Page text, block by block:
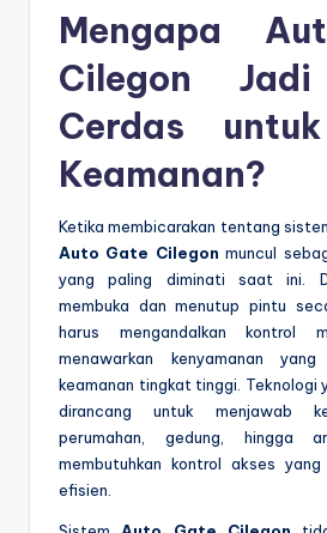
Mengapa
Cilegon
Cerdas
Keamanan?
Ketika membicarakan tentang
Auto Gate Cilegon muncul
yang paling diminati saat ini.
membuka dan menutup pintu
harus mengandalkan kontrol
menawarkan kenyamanan
keamanan tingkat tinggi. Teknologi
dirancang untuk menjawab
perumahan, gedung, hingga
membutuhkan kontrol akses
efisien.